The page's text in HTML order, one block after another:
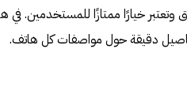
وتعتبر خيارًا ممتازًا